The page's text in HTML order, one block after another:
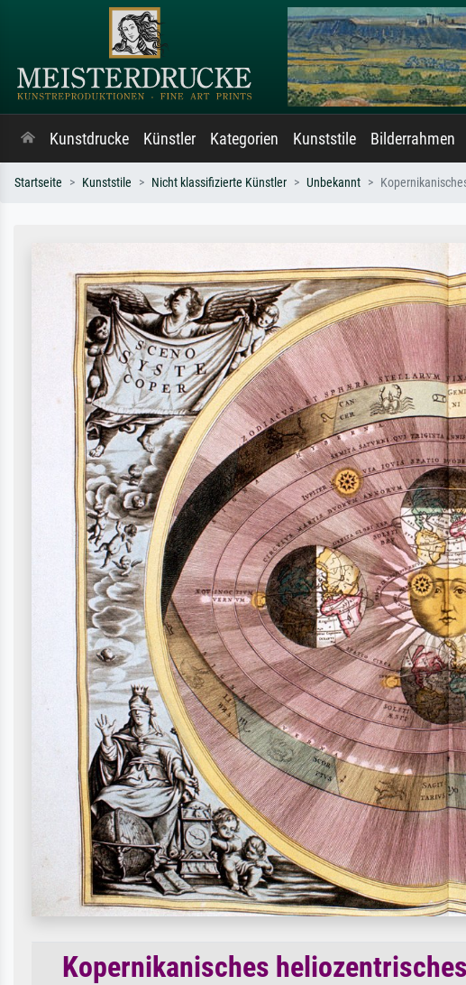
Kunstdrucke Künstler Kategorien Kunststile Bilderrahmen
Startseite Kunststile Nicht klassifizierte Künstler Unbekannt
Kopernikanisches